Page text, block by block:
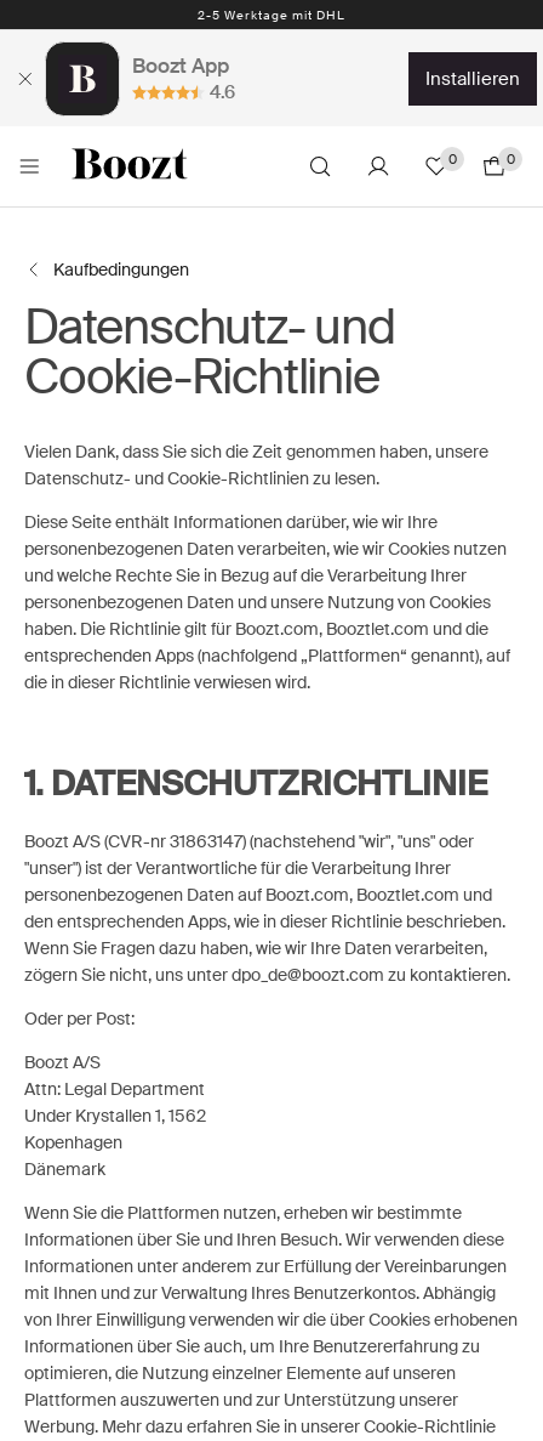
2-5 Werktage mit DHL
Kostenlose Rücksendung – 30 Tage
Boozt App
4.6
installieren
0 0
Kaufbedingungen
Datenschutz- und
Cookie-Richtlinie
Vielen Dank, dass Sie sich die Zeit genommen haben, unsere
Datenschutz- und Cookie-Richtlinien zu lesen.
Diese Seite enthält Informationen darüber, wie wir Ihre
personenbezogenen Daten verarbeiten, wie wir Cookies nutzen
und welche Rechte Sie in Bezug auf die Verarbeitung Ihrer
personenbezogenen Daten und unsere Nutzung von Cookies
haben. Die Richtlinie gilt für Boozt.com, Booztlet.com und die
entsprechenden Apps (nachfolgend „Plattformen“ genannt), auf
die in dieser Richtlinie verwiesen wird.
1. DATENSCHUTZRICHTLINIE
Boozt A/S (CVR-nr 31863147) (nachstehend "wir", "uns" oder
"unser") ist der Verantwortliche für die Verarbeitung Ihrer
personenbezogenen Daten auf Boozt.com, Booztlet.com und
den entsprechenden Apps, wie in dieser Richtlinie beschrieben.
Wenn Sie Fragen dazu haben, wie wir Ihre Daten verarbeiten,
zögern Sie nicht, uns unter dpo_de@boozt.com zu kontaktieren.
Oder per Post:
Boozt A/S
Attn: Legal Department
Under Krystallen 1, 1562
Kopenhagen
Dänemark
Wenn Sie die Plattformen nutzen, erheben wir bestimmte
Informationen über Sie und Ihren Besuch. Wir verwenden diese
Informationen unter anderem zur Erfüllung der Vereinbarungen
mit Ihnen und zur Verwaltung Ihres Benutzerkontos. Abhängig
von Ihrer Einwilligung verwenden wir die über Cookies erhobenen
Informationen über Sie auch, um Ihre Benutzererfahrung zu
optimieren, die Nutzung einzelner Elemente auf unseren
Plattformen auszuwerten und zur Unterstützung unserer
Werbung. Mehr dazu erfahren Sie in unserer Cookie-Richtlinie